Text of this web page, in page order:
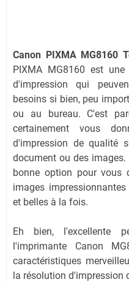
Canon PIXMA MG8160
PIXMA MG8160 est
d'impression qui
besoins si bien, peu
ou au bureau. C'est
certainement vous
d'impression de qualité
document ou des
bonne option pour vous
images
et belles à la fois.
Eh bien, l'excellente
l'imprimante Canon
caractéristiques
la résolution d'impression